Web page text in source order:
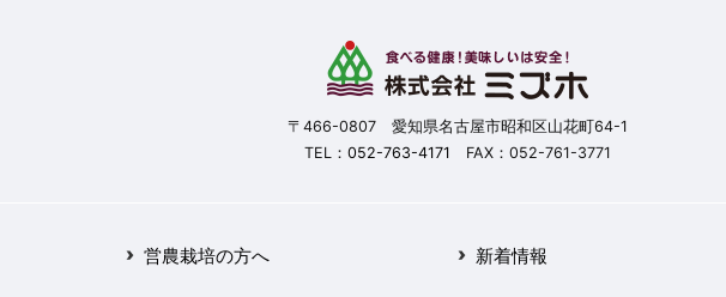
〒466-0807 愛知県名古屋市昭和区山花町64-1
TEL： 052-763-4171 FAX：052-761-3771
営農栽培の方へ 新着情報